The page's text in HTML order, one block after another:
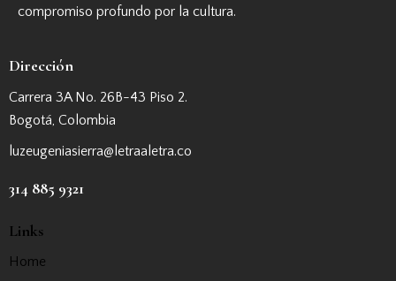
compromiso profundo por la cultura.
Dirección
Carrera 3A No. 26B-43 Piso 2.
Bogotá, Colombia
luzeugeniasierra@letraaletra.co
314 885 9321
Links
Home